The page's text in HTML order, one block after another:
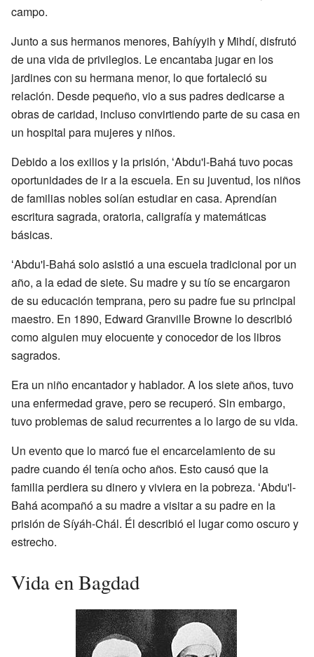
campo.
Junto a sus hermanos menores, Bahíyyih y Mihdí, disfrutó
de una vida de privilegios. Le encantaba jugar en los
jardines con su hermana menor, lo que fortaleció su
relación. Desde pequeño, vio a sus padres dedicarse a
obras de caridad, incluso convirtiendo parte de su casa en
un hospital para mujeres y niños.
Debido a los exilios y la prisión, ʻAbdu'l-Bahá tuvo pocas
oportunidades de ir a la escuela. En su juventud, los niños
de familias nobles solían estudiar en casa. Aprendían
escritura sagrada, oratoria, caligrafía y matemáticas
básicas.
ʻAbdu'l-Bahá solo asistió a una escuela tradicional por un
año, a la edad de siete. Su madre y su tío se encargaron
de su educación temprana, pero su padre fue su principal
maestro. En 1890, Edward Granville Browne lo describió
como alguien muy elocuente y conocedor de los libros
sagrados.
Era un niño encantador y hablador. A los siete años, tuvo
una enfermedad grave, pero se recuperó. Sin embargo,
tuvo problemas de salud recurrentes a lo largo de su vida.
Un evento que lo marcó fue el encarcelamiento de su
padre cuando él tenía ocho años. Esto causó que la
familia perdiera su dinero y viviera en la pobreza. ʻAbdu'l-
Bahá acompañó a su madre a visitar a su padre en la
prisión de Síyáh-Chál. Él describió el lugar como oscuro y
estrecho.
Vida en Bagdad